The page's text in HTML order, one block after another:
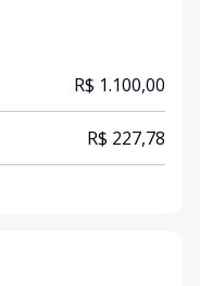
R$ 1.100,00
R$ 227,78